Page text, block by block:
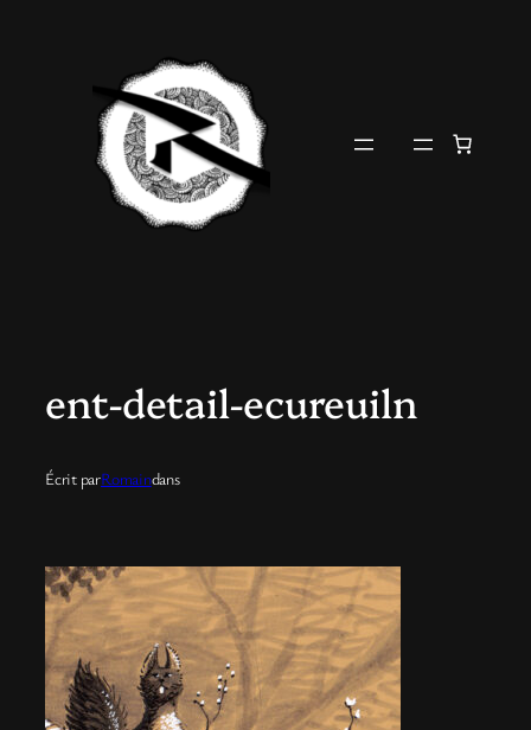
ent-detail-ecureuiln
Écrit parRomaindans